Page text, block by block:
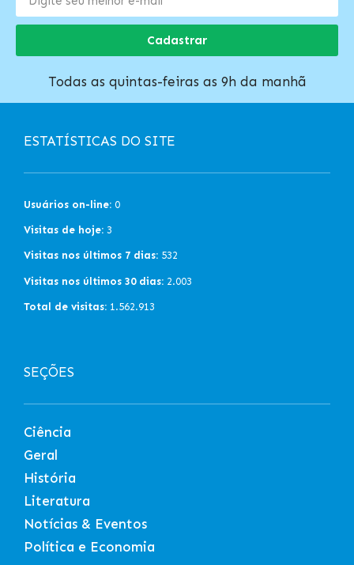
Cadastrar
Todas as quintas-feiras as 9h da manhã
ESTATÍSTICAS DO SITE
Usuários on-line: 0
Visitas de hoje: 3
Visitas nos últimos 7 dias: 532
Visitas nos últimos 30 dias: 2.003
Total de visitas: 1.562.913
SEÇÕES
Ciência
Geral
História
Literatura
Notícias & Eventos
Política e Economia